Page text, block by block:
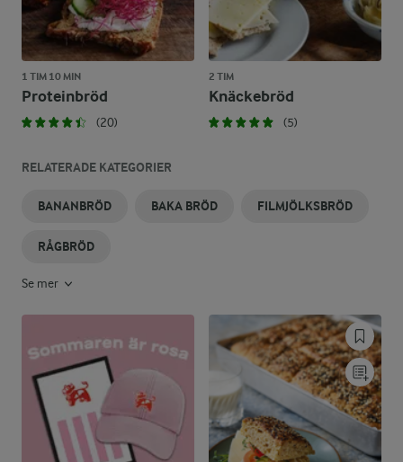
1 TIM 10 MIN
Proteinbröd
(20)
2 TIM
Knäckebröd
(5)
RELATERADE KATEGORIER
BANANBRÖD BAKA BRÖD FILMJÖLKSBRÖD
RÅGBRÖD
Se mer